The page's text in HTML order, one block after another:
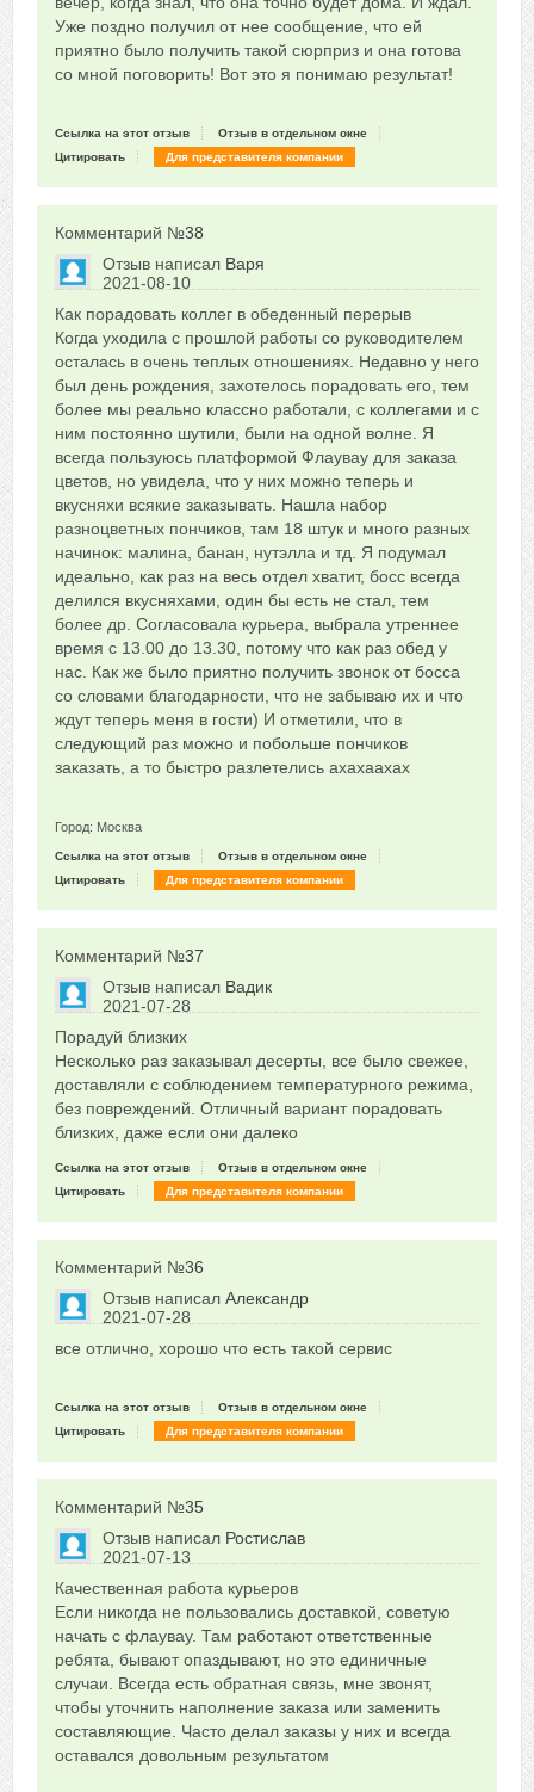
Уже поздно получил от нее сообщение, что ей
приятно было получить такой сюрприз и она готова
со мной поговорить! Вот это я понимаю результат!
Ссылка на этот отзыв
Отзыв в отдельном окне
Цитировать
Для представителя компании
Комментарий №38
Отзыв написал Варя
2021-08-10
0
Сказать друзьям об отзыве
Как порадовать коллег в обеденный перерыв
Когда уходила с прошлой работы со руководителем
осталась в очень теплых отношениях. Недавно у него
был день рождения, захотелось порадовать его, тем
более мы реально классно работали, с коллегами и с
ним постоянно шутили, были на одной волне. Я
всегда пользуюсь платформой Флаувау для заказа
цветов, но увидела, что у них можно теперь и
вкусняхи всякие заказывать. Нашла набор
разноцветных пончиков, там 18 штук и много разных
начинок: малина, банан, нутэлла и тд. Я подумал
идеально, как раз на весь отдел хватит, босс всегда
делился вкусняхами, один бы есть не стал, тем
более др. Согласовала курьера, выбрала утреннее
время с 13.00 до 13.30, потому что как раз обед у
нас. Как же было приятно получить звонок от босса
со словами благодарности, что не забываю их и что
ждут теперь меня в гости) И отметили, что в
следующий раз можно и побольше пончиков
заказать, а то быстро разлетелись ахахаахах
Город: Москва
Ссылка на этот отзыв
Отзыв в отдельном окне
Цитировать
Для представителя компании
Комментарий №37
Отзыв написал Вадик
2021-07-28
0
Порадуй близких
Несколько раз заказывал десерты, все было свежее,
доставляли с соблюдением температурного режима,
без повреждений. Отличный вариант порадовать
близких, даже если они далеко
Ссылка на этот отзыв
Отзыв в отдельном окне
Цитировать
Для представителя компании
Комментарий №36
Отзыв написал Александр
2021-07-28
0
Сказать друзьям об отзыве
все отлично, хорошо что есть такой сервис
Ссылка на этот отзыв
Отзыв в отдельном окне
Цитировать
Для представителя компании
Комментарий №35
Отзыв написал Ростислав
2021-07-13
+1
Качественная работа курьеров
Если никогда не пользовались доставкой, советую
начать с флаувау. Там работают ответственные
ребята, бывают опаздывают, но это единичные
случаи. Всегда есть обратная связь, мне звонят,
чтобы уточнить наполнение заказа или заменить
составляющие. Часто делал заказы у них и всегда
оставался довольным результатом